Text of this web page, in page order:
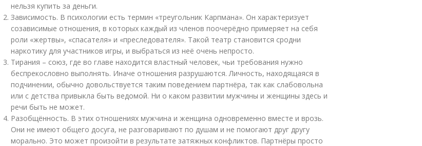
нельзя купить за деньги.
Зависимость. В психологии есть термин «треугольник Карпмана». Он характеризует
созависимые отношения, в которых каждый из членов поочерёдно примеряет на себя
роли «жертвы», «спасателя» и «преследователя». Такой театр становится сродни
наркотику для участников игры, и выбраться из неё очень непросто.
Тирания – союз, где во главе находится властный человек, чьи требования нужно
беспрекословно выполнять. Иначе отношения разрушаются. Личность, находящаяся в
подчинении, обычно довольствуется таким поведением партнёра, так как слабовольна
или с детства привыкла быть ведомой. Ни о каком развитии мужчины и женщины здесь и
речи быть не может.
Разобщённость. В этих отношениях мужчина и женщина одновременно вместе и врозь.
Они не имеют общего досуга, не разговаривают по душам и не помогают друг другу
морально. Это может произойти в результате затяжных конфликтов. Партнёры просто